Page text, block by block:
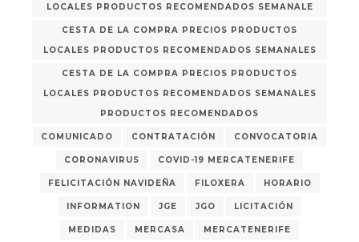
LOCALES PRODUCTOS RECOMENDADOS SEMANALE
CESTA DE LA COMPRA PRECIOS PRODUCTOS
LOCALES PRODUCTOS RECOMENDADOS SEMANALES
CESTA DE LA COMPRA PRECIOS PRODUCTOS
LOCALES PRODUCTOS RECOMENDADOS SEMANALES
PRODUCTOS RECOMENDADOS
COMUNICADO CONTRATACIÓN CONVOCATORIA
CORONAVIRUS COVID-19 MERCATENERIFE
FELICITACIÓN NAVIDEÑA FILOXERA HORARIO
INFORMATION JGE JGO LICITACIÓN
MEDIDAS MERCASA MERCATENERIFE